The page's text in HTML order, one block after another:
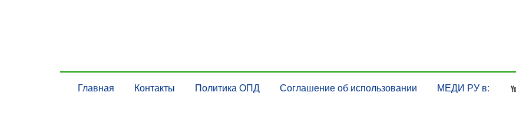
Главная Контакты Политика ОПД Соглашение об использовании МЕДИ РУ в: